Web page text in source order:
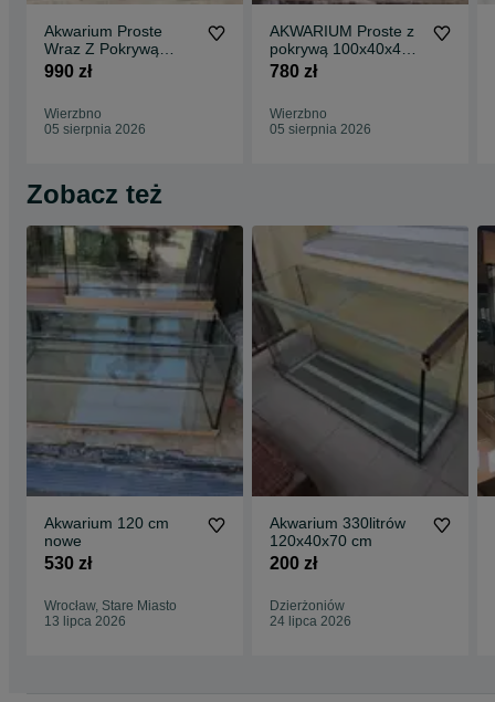
Akwarium Proste
Wraz Z Pokrywą
aluminiową
990 zł
Wierzbno
05 sierpnia 2026
AKWARIUM Proste z
pokrywą 100x40x40 -
160L
780 zł
Wierzbno
05 sierpnia 2026
Zobacz też
Akwarium 120 cm
nowe
530 zł
Wrocław, Stare Miasto
13 lipca 2026
Akwarium 330litrów
120x40x70 cm
200 zł
Dzierżoniów
24 lipca 2026